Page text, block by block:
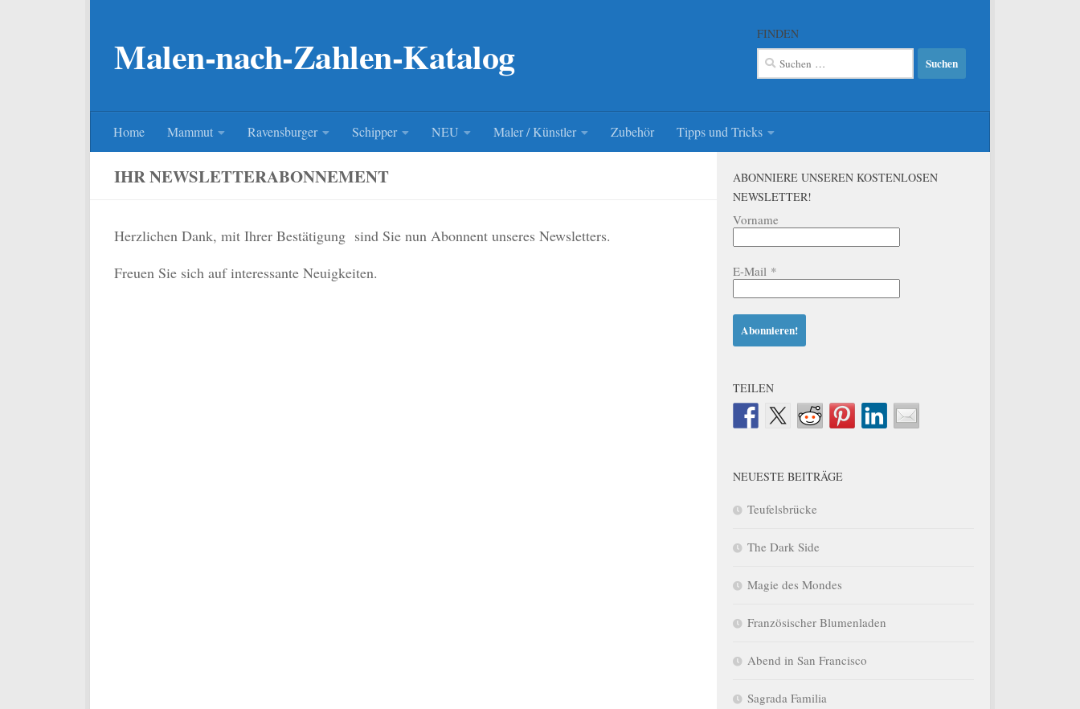
Malen-nach-Zahlen-Katalog FINDEN
Suchen
nach:
Home Mammut Ravensburger Schipper NEU Maler / Künstler Zubehör Tipps und Tricks
IHR NEWSLETTERABONNEMENT
Herzlichen Dank, mit Ihrer Bestätigung sind Sie nun Abonnent unseres Newsletters.
Freuen Sie sich auf interessante Neuigkeiten.
ABONNIERE UNSEREN KOSTENLOSEN
NEWSLETTER!
Vorname
E-Mail *
TEILEN
NEUESTE BEITRÄGE
Teufelsbrücke
The Dark Side
Magie des Mondes
Französischer Blumenladen
Abend in San Francisco
Sagrada Familia